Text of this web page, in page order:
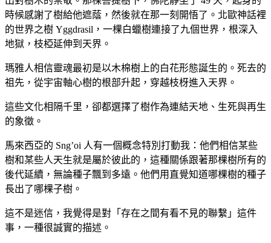
時候感謝了樹給他遮蔭，然後就在那一刻開悟了。北歐神話裡
的世界之樹 Yggdrasil，一棵白蠟樹連接了九個世界，根深入
地獄，枝椏延伸到天界。
瑪雅人相信靈魂最初是以木棉樹上的白花形態誕生的。死去的
祖先，從宇宙軸心樹的根部升起，穿越枝枒進入天界。
這些文化相隔千里，卻都選擇了樹作為連結天地、生死與再生
的象徵。
馬來西亞的 Sng’oi 人有一個概念特別打動我：他們相信某些
樹和某些人天生就是屬於彼此的，這種關係跟著那棵樹所有的
後代延續，無論種子飄到多遠。他們用直覺知道哪棵樹的種子
長出了哪棵子樹。
這不是迷信，我覺得是對「存在之間有看不見的聯繫」這件
事，一種很誠實的描述。